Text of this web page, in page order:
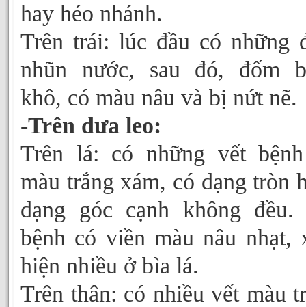
hay héo nhánh.
Trên trái: lúc đầu có những
nhũn nước, sau đó, đốm
khô, có màu nâu và bị nứt nẽ.
-Trên dưa leo:
Trên lá: có những vết
màu trắng xám, có dạng tròn
dạng góc cạnh không đều.
bệnh có viền màu nâu nhạt,
hiện nhiều ở bìa lá.
Trên thân: có nhiều vết màu